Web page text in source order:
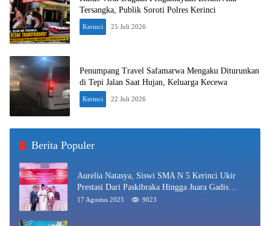
Tersangka, Publik Soroti Polres Kerinci
Kerinci 25 Juli 2026
Penumpang Travel Safamarwa Mengaku Diturunkan
di Tepi Jalan Saat Hujan, Keluarga Kecewa
Kerinci 22 Juli 2026
Berita Populer
Aurelia Natasya, Siswi SMA N 5 Kerinci Ukir
Prestasi Dari Paskibraka Hingga Juara Gadis
Kerinci 2025
17 Agustus 2025 9023